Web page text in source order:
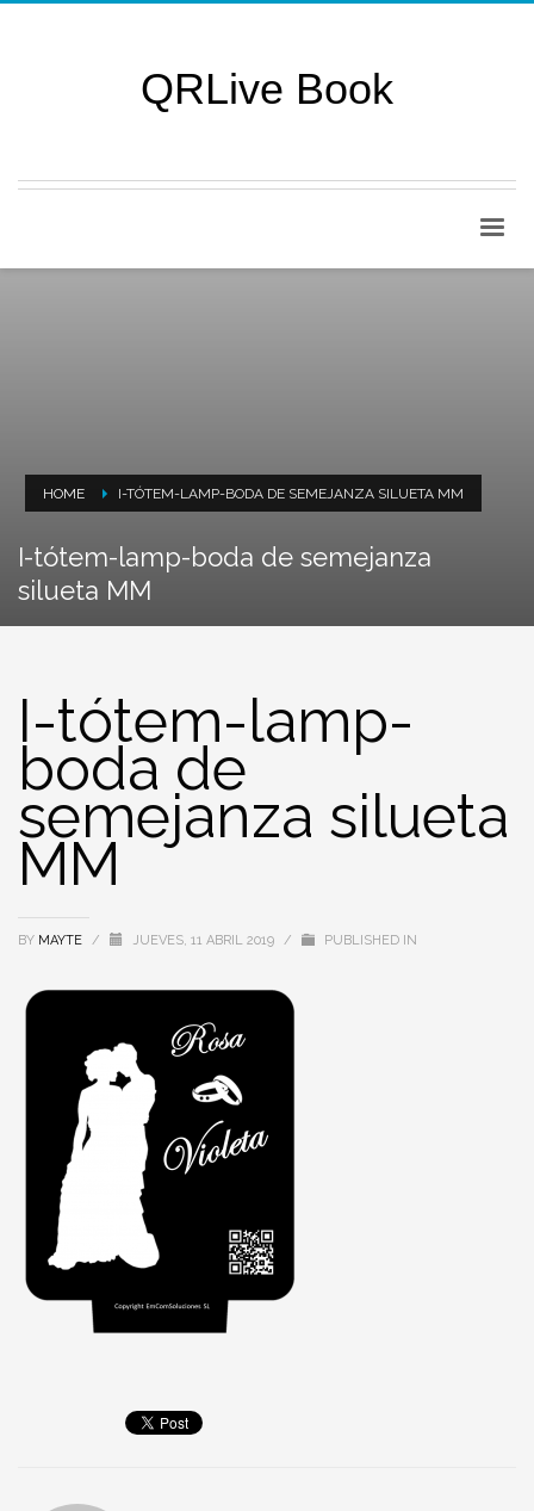
QRLive Book
HOME I-TÓTEM-LAMP-BODA DE SEMEJANZA SILUETA MM
I-tótem-lamp-boda de semejanza
silueta MM
I-tótem-lamp-
boda de
semejanza silueta
MM
BY MAYTE / JUEVES, 11 ABRIL 2019 / PUBLISHED IN